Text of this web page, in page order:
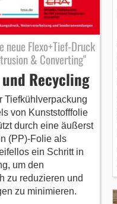
neue Flexo+Tief-Druck
& Converting"
Recycling
Tiefkühlver­packung
von Kunststofffolie
durch eine äußerst
(PP)-Folie als
ein Schritt in
um den
zu reduzieren und
zu minimieren.